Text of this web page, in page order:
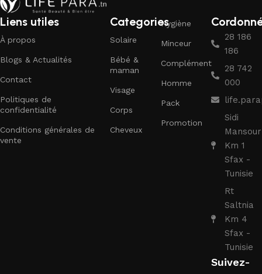
Liens utiles
À propos
Blogs & Actualités
Contact
Politiques de
confidentialité
Conditions générales de
vente
Categories
Solaire
Bébé &
maman
Visage
Corps
Cheveux
Hygiène
Minceur
Complément
Homme
Pack
Promotion
28 186
186
28 742
000
Sidi
Mansour
Km 1
Sfax -
Tunisie
Rt
Saltnia
Km 4
Sfax -
Tunisie
Suivez-